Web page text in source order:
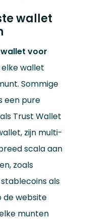
wallet
voor
elke wallet
Sommige
een pure
Trust Wallet
zijn multi-
scala aan
zoals
als
de website
munten